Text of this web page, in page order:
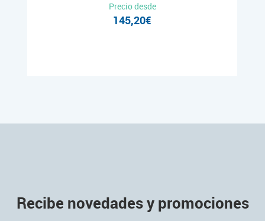
Precio desde
145,20€
Recibe novedades y promociones